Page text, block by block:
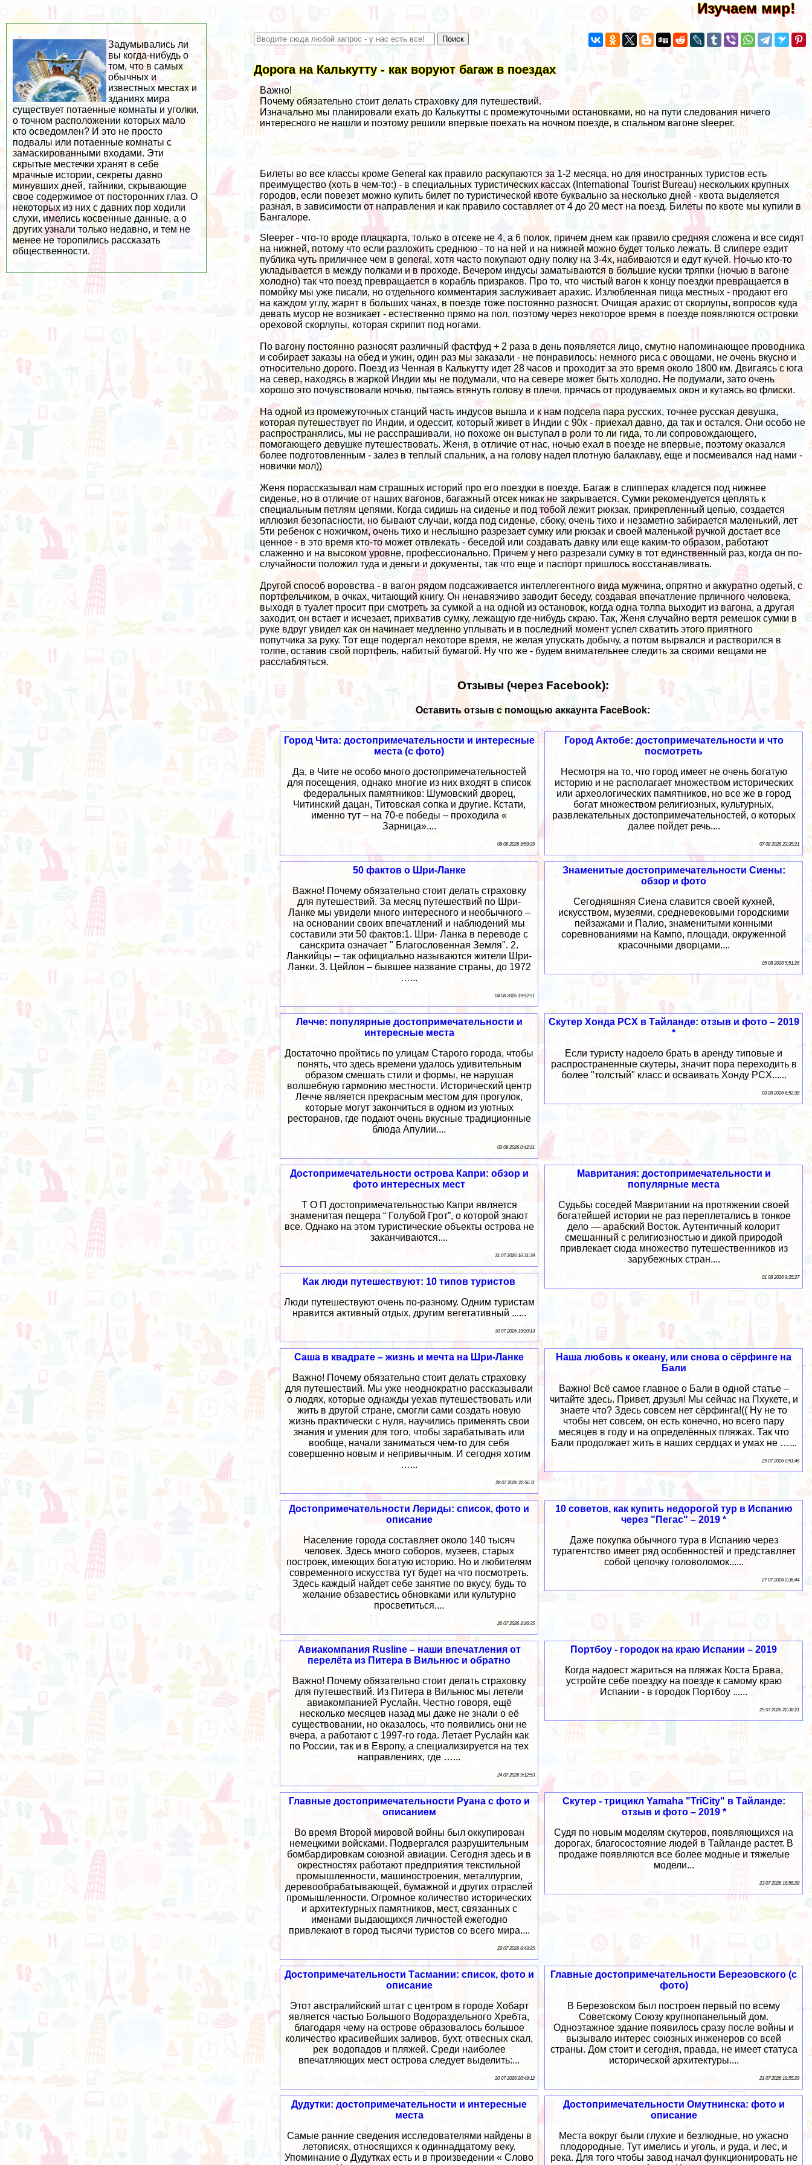
Изучаем мир!
Дорога на Калькутту - как воруют багаж в поездах
Важно!
Почему обязательно стоит делать страховку для путешествий.
Изначально мы планировали ехать до Калькутты с промежуточными остановками, но на пути следования ничего
интересного не нашли и поэтому решили впервые поехать на ночном поезде, в спальном вагоне sleeper.
Билеты во все классы кроме General как правило раскупаются за 1-2 месяца, но для иностранных туристов есть
преимущество (хоть в чем-то:) - в специальных туристических кассах (International Tourist Bureau) нескольких крупных
городов, если повезет можно купить билет по туристической квоте буквально за несколько дней - квота выделяется
разная, в зависимости от направления и как правило составляет от 4 до 20 мест на поезд. Билеты по квоте мы купили в
Бангалоре.
Sleeper - что-то вроде плацкарта, только в отсеке не 4, а 6 полок, причем днем как правило средняя сложена и все сидят
на нижней, потому что если разложить среднюю - то на ней и на нижней можно будет только лежать. В слипере ездит
публика чуть приличнее чем в general, хотя часто покупают одну полку на 3-4х, набиваются и едут кучей. Ночью кто-то
укладывается в между полками и в проходе. Вечером индусы заматываются в большие куски тряпки (ночью в вагоне
холодно) так что поезд превращается в корабль призраков. Про то, что чистый вагон к концу поездки превращается в
помойку мы уже писали, но отдельного комментария заслуживает арахис. Излюбленная пища местных - продают его
на каждом углу, жарят в больших чанах, в поезде тоже постоянно разносят. Очищая арахис от скорлупы, вопросов куда
девать мусор не возникает - естественно прямо на пол, поэтому через некоторое время в поезде появляются островки
ореховой скорлупы, которая скрипит под ногами.
По вагону постоянно разносят различный фастфуд + 2 раза в день появляется лицо, смутно напоминающее проводника
и собирает заказы на обед и ужин, один раз мы заказали - не понравилось: немного риса с овощами, не очень вкусно и
относительно дорого. Поезд из Ченная в Калькутту идет 28 часов и проходит за это время около 1800 км. Двигаясь с юга
на север, находясь в жаркой Индии мы не подумали, что на севере может быть холодно. Не подумали, зато очень
хорошо это почувствовали ночью, пытаясь втянуть голову в плечи, прячась от продуваемых окон и кутаясь во флиски.
На одной из промежуточных станций часть индусов вышла и к нам подсела пара русских, точнее русская девушка,
которая путешествует по Индии, и одессит, который живет в Индии с 90х - приехал давно, да так и остался. Они особо не
распространялись, мы не расспрашивали, но похоже он выступал в роли то ли гида, то ли сопровождающего,
помогающего девушке путешествовать. Женя, в отличие от нас, ночью ехал в поезде не впервые, поэтому оказался
более подготовленным - залез в теплый спальник, а на голову надел плотную балаклаву, еще и посмеивался над нами -
новички мол))
Женя порассказывал нам страшных историй про его поездки в поезде. Багаж в слипперах кладется под нижнее
сиденье, но в отличие от наших вагонов, багажный отсек никак не закрывается. Сумки рекомендуется цеплять к
специальным петлям цепями. Когда сидишь на сиденье и под тобой лежит рюкзак, прикрепленный цепью, создается
иллюзия безопасности, но бывают случаи, когда под сиденье, сбоку, очень тихо и незаметно забирается маленький, лет
5ти ребенок с ножичком, очень тихо и неслышно разрезает сумку или рюкзак и своей маленькой ручкой достает все
ценное - в это время кто-то может отвлекать - беседой или создавать давку или еще каким-то образом, работают
слаженно и на высоком уровне, профессионально. Причем у него разрезали сумку в тот единственный раз, когда он по-
случайности положил туда и деньги и документы, так что еще и паспорт пришлось восстанавливать.
Другой способ воровства - в вагон рядом подсаживается интеллегентного вида мужчина, опрятно и аккуратно одетый, с
портфельчиком, в очках, читающий книгу. Он ненавязчиво заводит беседу, создавая впечатление прличного человека,
выходя в туалет просит при смотреть за сумкой а на одной из остановок, когда одна толпа выходит из вагона, а другая
заходит, он встает и исчезает, прихватив сумку, лежащую где-нибудь скраю. Так, Женя случайно вертя ремешок сумки в
руке вдруг увидел как он начинает медленно уплывать и в последний момент успел схватить этого приятного
попутчика за руку. Тот еще подергал некоторе время, не желая упускать добычу, а потом вырвался и растворился в
толпе, оставив свой портфель, набитый бумагой. Ну что же - будем внимательнее следить за своими вещами не
расслабляться.
Отзывы (через Facebook):
Оставить отзыв с помощью аккаунта FaceBook:
Город Актобе: достопримечательности и что
посмотреть
Несмотря на то, что город имеет не очень богатую
историю и не располагает множеством исторических
или археологических памятников, но все же в город
богат множеством религиозных, культурных,
развлекательных достопримечательностей, о которых
далее пойдет речь....
07 08 2026 23:35:21
Город Чита: достопримечательности и интересные
места (с фото)
Да, в Чите не особо много достопримечательностей
для посещения, однако многие из них входят в список
федеральных памятников: Шумовский дворец,
Читинский дацан, Титовская сопка и другие. Кстати,
именно тут – на 70-е победы – проходила «
Зарница»....
06 08 2026 9:59:39
Знаменитые достопримечательности Сиены:
обзор и фото
Сегодняшняя Сиена славится своей кухней,
искусством, музеями, средневековыми городскими
пейзажами и Палио, знаменитыми конными
соревнованиями на Кампо, площади, окруженной
красочными дворцами....
05 08 2026 5:51:26
50 фактов о Шри-Ланке
Важно! Почему обязательно стоит делать страховку
для путешествий. За месяц путешествий по Шри-
Ланке мы увидели много интересного и необычного –
на основании своих впечатлений и наблюдений мы
составили эти 50 фактов:1. Шри- Ланка в переводе с
санскрита означает " Благословенная Земля". 2.
Ланкийцы – так официально называются жители Шри-
Ланки. 3. Цейлон – бывшее название страны, до 1972
…...
04 08 2026 19:52:51
Скутер Хонда PCX в Тайланде: отзыв и фото – 2019
*
Если туристу надоело брать в аренду типовые и
распространенные скутеры, значит пора переходить в
более "толстый" класс и осваивать Хонду PCX......
03 08 2026 6:52:38
Лечче: популярные достопримечательности и
интересные места
Достаточно пройтись по улицам Старого города, чтобы
понять, что здесь времени удалось удивительным
образом смешать стили и формы, не нарушая
волшебную гармонию местности. Исторический центр
Лечче является прекрасным местом для прогулок,
которые могут закончиться в одном из уютных
ресторанов, где подают очень вкусные традиционные
блюда Апулии....
02 08 2026 0:42:21
Мавритания: достопримечательности и
популярные места
Судьбы соседей Мавритании на протяжении своей
богатейшей истории не раз переплетались в тонкое
дело — арабский Восток. Аутентичный колорит
смешанный с религиозностью и дикой природой
привлекает сюда множество путешественников из
зарубежных стран....
01 08 2026 9:35:27
Достопримечательности острова Капри: обзор и
фото интересных мест
Т О П достопримечательностью Капри является
знаменитая пещера “ Голубой Грот”, о которой знают
все. Однако на этом туристические объекты острова не
заканчиваются....
31 07 2026 16:31:39
Как люди путешествуют: 10 типов туристов
Люди путешествуют очень по-разному. Одним туристам
нравится активный отдых, другим вегетативный ......
30 07 2026 19:20:13
Наша любовь к океану, или снова о сёрфинге на
Бали
Важно! Всё самое главное о Бали в одной статье –
читайте здесь. Привет, друзья! Мы сейчас на Пхукете, и
знаете что? Здесь совсем нет сёрфинга!(( Ну не то
чтобы нет совсем, он есть конечно, но всего пару
месяцев в году и на определённых пляжах. Так что
Бали продолжает жить в наших сердцах и умах не …...
29 07 2026 0:51:46
Саша в квадрате – жизнь и мечта на Шри-Ланке
Важно! Почему обязательно стоит делать страховку
для путешествий. Мы уже неоднократно рассказывали
о людях, которые однажды уехав путешествовать или
жить в другой стране, смогли сами создать новую
жизнь практически с нуля, научились применять свои
знания и умения для того, чтобы зарабатывать или
вообще, начали заниматься чем-то для себя
совершенно новым и непривычным. И сегодня хотим
…...
28 07 2026 22:56:11
10 советов, как купить недорогой тур в Испанию
через "Пегас" – 2019 *
Даже покупка обычного тура в Испанию через
турагентство имеет ряд особенностей и представляет
собой цепочку головоломок......
27 07 2026 2:36:44
Достопримечательности Лериды: список, фото и
описание
Население города составляет около 140 тысяч
человек. Здесь много соборов, музеев, старых
построек, имеющих богатую историю. Но и любителям
современного искусства тут будет на что посмотреть.
Здесь каждый найдет себе занятие по вкусу, будь то
желание обзавестись обновками или культурно
просветиться....
26 07 2026 3:26:35
Портбоу - городок на краю Испании – 2019
Когда надоест жариться на пляжах Коста Брава,
устройте себе поездку на поезде к самому краю
Испании - в городок Портбоу ......
25 07 2026 22:38:21
Авиакомпания Rusline – наши впечатления от
перелёта из Питера в Вильнюс и обратно
Важно! Почему обязательно стоит делать страховку
для путешествий. Из Питера в Вильнюс мы летели
авиакомпанией Руслайн. Честно говоря, ещё
несколько месяцев назад мы даже не знали о её
существовании, но оказалось, что появились они не
вчера, а работают с 1997-го года. Летает Руслайн как
по России, так и в Европу, а специализируется на тех
направлениях, где …...
24 07 2026 9:12:53
Скутер - трицикл Yamaha "TriCity" в Тайланде:
отзыв и фото – 2019 *
Судя по новым моделям скутеров, появляющихся на
дорогах, благосостояние людей в Тайланде растет. В
продаже появляются все более модные и тяжелые
модели...
23 07 2026 16:56:28
Главные достопримечательности Руана с фото и
описанием
Во время Второй мировой войны был оккупирован
немецкими войсками. Подвергался разрушительным
бомбардировкам союзной авиации. Сегодня здесь и в
окрестностях работают предприятия текстильной
промышленности, машиностроения, металлургии,
деревообрабатывающей, бумажной и других отраслей
промышленности. Огромное количество исторических
и архитектурных памятников, мест, связанных с
именами выдающихся личностей ежегодно
привлекают в город тысячи туристов со всего мира....
22 07 2026 6:43:25
Главные достопримечательности Березовского (с
фото)
В Березовском был построен первый по всему
Советскому Союзу крупнопанельный дом.
Одноэтажное здание появилось сразу после войны и
вызывало интерес союзных инженеров со всей
страны. Дом стоит и сегодня, правда, не имеет статуса
исторической архитектуры....
21 07 2026 19:55:29
Достопримечательности Тасмании: список, фото и
описание
Этот австралийский штат с центром в городе Хобарт
является частью Большого Водораздельного Хребта,
благодаря чему на острове образовалось большое
количество красивейших заливов, бухт, отвесных скал,
рек водопадов и пляжей. Среди наиболее
впечатляющих мест острова следует выделить:...
20 07 2026 20:49:12
Достопримечательности Омутнинска: фото и
описание
Места вокруг были глухие и безлюдные, но ужасно
плодородные. Тут имелись и уголь, и руда, и лес, и
река. Для того чтобы завод начал функционировать не
Дудутки: достопримечательности и интересные
места
Самые ранние сведения исследователями найдены в
летописях, относящихся к одиннадцатому веку.
Упоминание о Дудутках есть и в произведении « Слово
Задумывались ли
вы когда-нибудь о
том, что в самых
обычных и
известных местах и
зданиях мира
существует потаенные комнаты и уголки,
о точном расположении которых мало
кто осведомлен? И это не просто
подвалы или потаенные комнаты с
замаскированными входами. Эти
скрытые местечки хранят в себе
мрачные истории, секреты давно
минувших дней, тайники, скрывающие
свое содержимое от посторонних глаз. О
некоторых из них с давних пор ходили
слухи, имелись косвенные данные, а о
других узнали только недавно, и тем не
менее не торопились рассказать
общественности.